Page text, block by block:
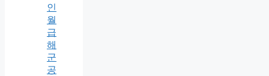
인
월
급
해
군
공